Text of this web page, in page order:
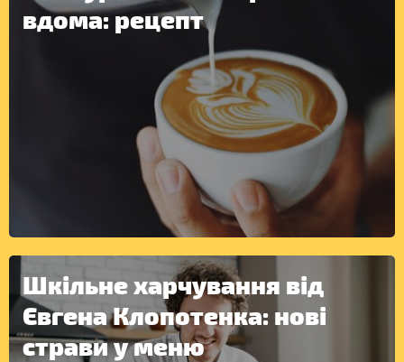
вдома: рецепт
Шкільне харчування від
Євгена Клопотенка: нові
страви у меню